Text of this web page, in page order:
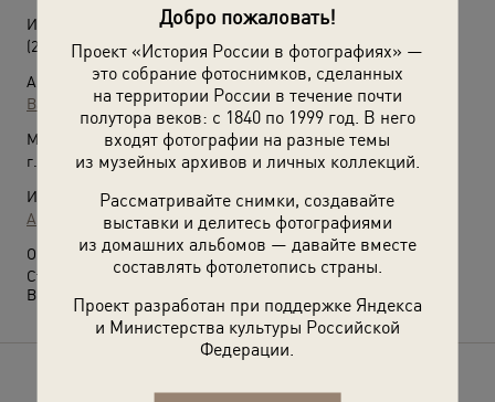
Добро пожаловать!
Проект «История России в фотографиях» —
это собрание фотоснимков, сделанных
на территории России в течение почти
полутора веков: с 1840 по 1999 год. В него
входят фотографии на разные темы
из музейных архивов и личных коллекций.
Рассматривайте снимки, создавайте
выставки и делитесь фотографиями
из домашних альбомов — давайте вместе
составлять фотолетопись страны.
Проект разработан при поддержке Яндекса
и Министерства культуры Российской
Федерации.
Из цикла «VI Всемирный фестиваль молодежи и студентов»
(28 июля 1957)
Автор:
Валентин Хухлаев
Место съемки:
г. Москва
Источники:
Архив Валентина Хухлаева / © Галерея Люмьер
О фотографии:
Старый москвич приветствует участников фестиваля.
Выставка
«СССР в 1957 году» с этой фотографией.